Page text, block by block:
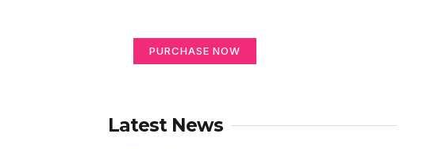
PURCHASE NOW
Latest News